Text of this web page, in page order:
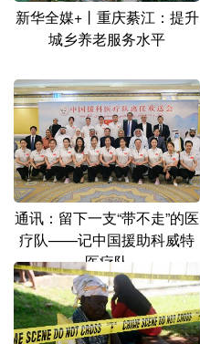
新华全媒+丨重庆綦江：提升
城乡养老服务水平
通讯：留下一支“带不走”的医
疗队——记中国援助科威特
医疗队